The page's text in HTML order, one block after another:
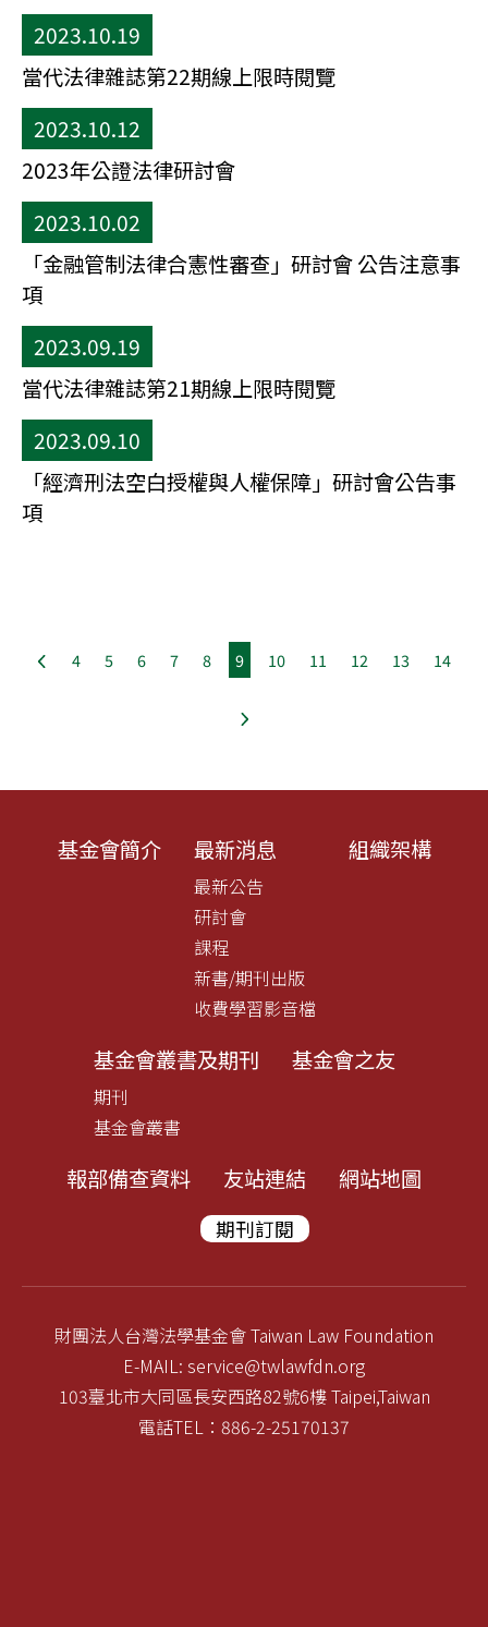
2023.10.19
當代法律雜誌第22期線上限時閱覽
2023.10.12
2023年公證法律研討會
2023.10.02
「金融管制法律合憲性審查」研討會 公告注意事
項
2023.09.19
當代法律雜誌第21期線上限時閱覽
2023.09.10
「經濟刑法空白授權與人權保障」研討會公告事
項
4 5 6 7 8 9 10 11 12 13 14
基金會簡介 最新消息
最新公告
研討會
課程
新書/期刊出版
收費學習影音檔
組織架構
基金會叢書及期刊
期刊
基金會叢書
基金會之友
報部備查資料 友站連結 網站地圖
期刊訂閱
財團法人台灣法學基金會 Taiwan Law Foundation
E-MAIL: service@twlawfdn.org
103臺北市大同區長安西路82號6樓 Taipei,Taiwan
電話TEL：886-2-25170137